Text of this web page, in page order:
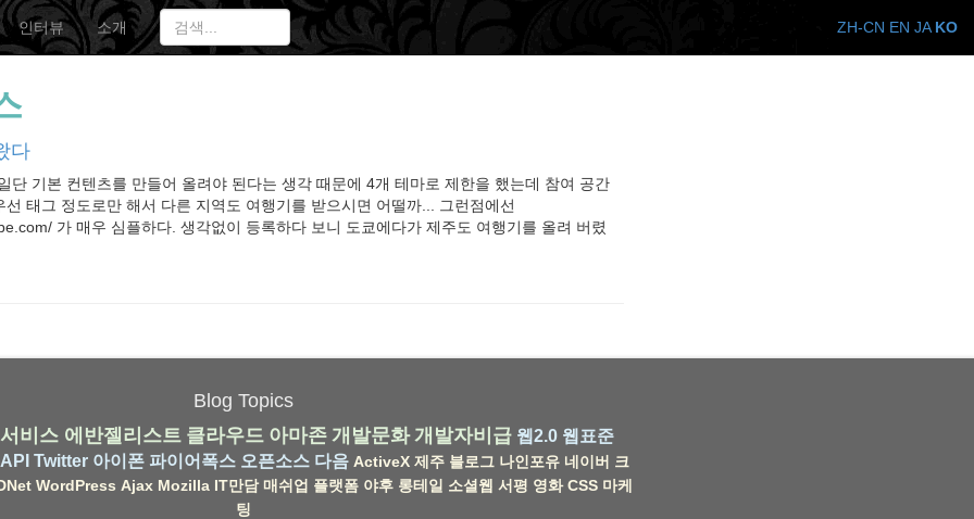
인터뷰 소개
다
단 기본 컨텐츠를 만들어 올려야 된다는 생각 때문에 4개 테마로 제한을 했는데 참여 공간
선 태그 정도로만 해서 다른 지역도 여행기를 받으시면 어떨까... 그런점에선
가 매우 심플하다. 생각없이 등록하다 보니 도쿄에다가 제주도 여행기를 올려 버렸
Blog Topics
비스 에반젤리스트 클라우드 아마존 개발문화 개발자비급 웹2.0 웹표준
Twitter 아이폰 파이어폭스 오픈소스 다음 ActiveX 제주 블로그 나인포유 네이버 크
WordPress Ajax Mozilla IT만담 매쉬업 플랫폼 야후 롱테일 소셜웹 서평 영화 CSS 마케
팅
ZH-CN EN JA KO